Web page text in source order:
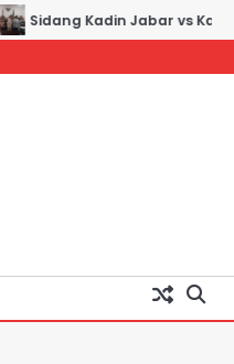
Sidang Kadin Jabar vs